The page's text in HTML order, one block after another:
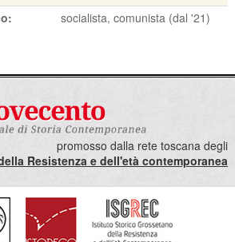
socialista, comunista (dal '21)
promosso dalla rete toscana degli
Resistenza e dell'età contemporanea